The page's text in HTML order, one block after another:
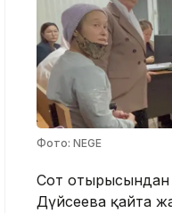
Фото: NEGE
Сот отырысындан
Дүйсеева қайта